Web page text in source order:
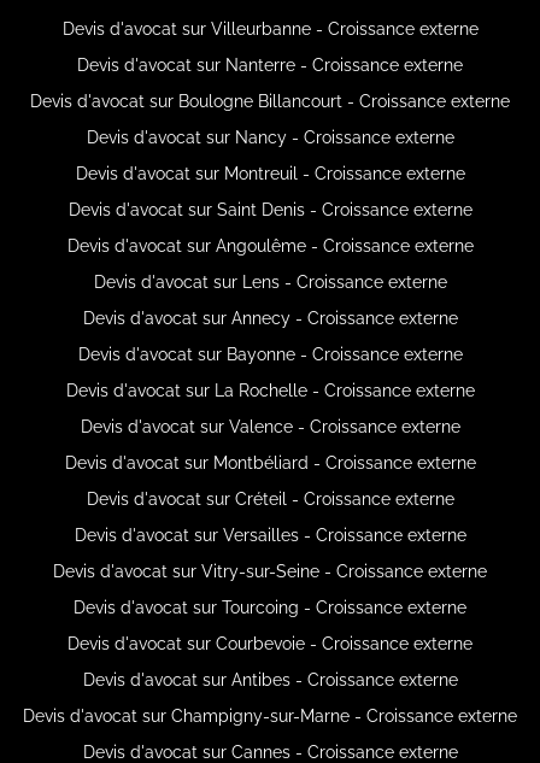
Devis d'avocat sur Villeurbanne - Croissance externe
Devis d'avocat sur Nanterre - Croissance externe
Devis d'avocat sur Boulogne Billancourt - Croissance externe
Devis d'avocat sur Nancy - Croissance externe
Devis d'avocat sur Montreuil - Croissance externe
Devis d'avocat sur Saint Denis - Croissance externe
Devis d'avocat sur Angoulême - Croissance externe
Devis d'avocat sur Lens - Croissance externe
Devis d'avocat sur Annecy - Croissance externe
Devis d'avocat sur Bayonne - Croissance externe
Devis d'avocat sur La Rochelle - Croissance externe
Devis d'avocat sur Valence - Croissance externe
Devis d'avocat sur Montbéliard - Croissance externe
Devis d'avocat sur Créteil - Croissance externe
Devis d'avocat sur Versailles - Croissance externe
Devis d'avocat sur Vitry-sur-Seine - Croissance externe
Devis d'avocat sur Tourcoing - Croissance externe
Devis d'avocat sur Courbevoie - Croissance externe
Devis d'avocat sur Antibes - Croissance externe
Devis d'avocat sur Champigny-sur-Marne - Croissance externe
Devis d'avocat sur Cannes - Croissance externe